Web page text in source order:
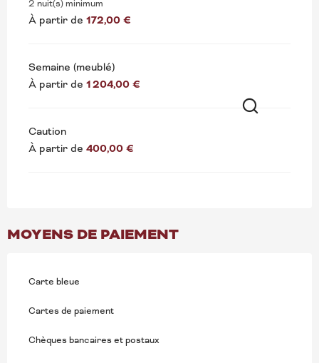
2 nuit(s) minimum
À partir de 172,00 €
Semaine (meublé)
À partir de 1 204,00 €
Caution
À partir de 400,00 €
MOYENS DE PAIEMENT
Carte bleue
Cartes de paiement
Chèques bancaires et postaux